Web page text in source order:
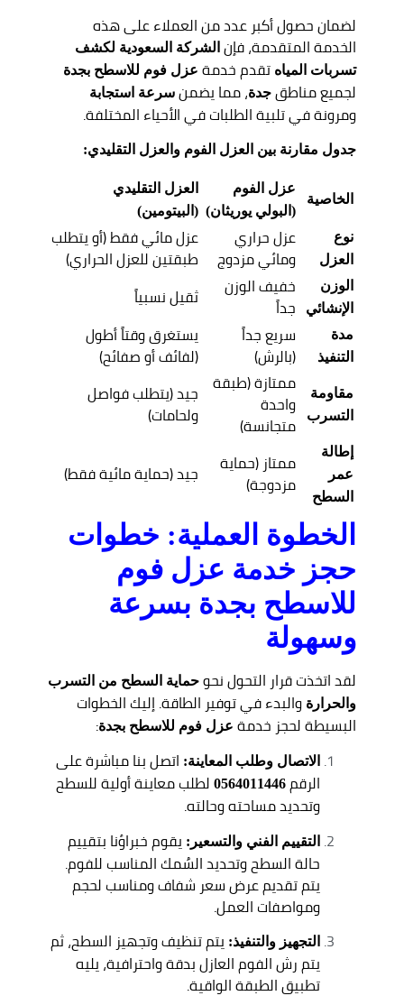
لضمان حصول أكبر عدد من العملاء على هذه
الخدمة المتقدمة، فإن الشركة السعودية لكشف
تسربات المياه تقدم خدمة عزل فوم للاسطح بجدة
لجميع مناطق جدة، مما يضمن سرعة استجابة
ومرونة في تلبية الطلبات في الأحياء المختلفة.
جدول مقارنة بين العزل الفوم والعزل التقليدي:
الخاصية
عزل الفوم
(البولي يوريثان)
العزل التقليدي
(البيتومين)
نوع
العزل
عزل حراري
ومائي مزدوج
عزل مائي فقط (أو يتطلب
طبقتين للعزل الحراري)
الوزن
الإنشائي
خفيف الوزن
جداً
ثقيل نسبياً
مدة
التنفيذ
سريع جداً
(بالرش)
يستغرق وقتاً أطول
(لفائف أو صفائح)
مقاومة
التسرب
ممتازة (طبقة
واحدة
متجانسة)
جيد (يتطلب فواصل
ولحامات)
إطالة
عمر
السطح
ممتاز (حماية
مزدوجة)
جيد (حماية مائية فقط)
الخطوة العملية: خطوات
حجز خدمة عزل فوم
للاسطح بجدة بسرعة
وسهولة
لقد اتخذت قرار التحول نحو حماية السطح من التسرب
والحرارة والبدء في توفير الطاقة. إليك الخطوات
البسيطة لحجز خدمة عزل فوم للاسطح بجدة:
الاتصال وطلب المعاينة: اتصل بنا مباشرة على
الرقم 0564011446لطلب معاينة أولية للسطح
وتحديد مساحته وحالته.
التقييم الفني والتسعير: يقوم خبراؤنا بتقييم
حالة السطح وتحديد السُمك المناسب للفوم.
يتم تقديم عرض سعر شفاف ومناسب لحجم
ومواصفات العمل.
التجهيز والتنفيذ: يتم تنظيف وتجهيز السطح، ثم
يتم رش الفوم العازل بدقة واحترافية، يليه
تطبيق الطبقة الواقية.